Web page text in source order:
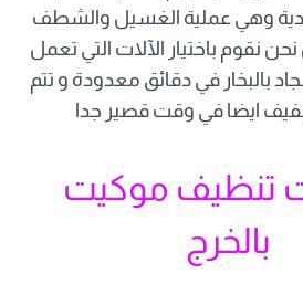
وهي عملية الغسيل والشطف
نقوم باختيار الآلات التي تعمل
بالبخار في دقائق معدودة و تتم
ايضا في وقت قصير جدا
تنظيف موكيت
بالخرج